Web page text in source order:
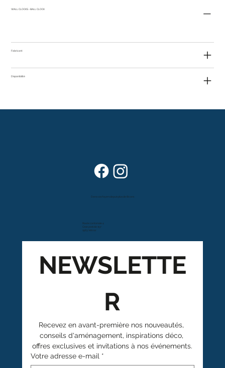
WALL CLOCKS - BALL CLOCK
Fabricant
Disponibilité
Route cantonale 4
Case postale 157
1963 Vétroz
Dans vos foyers depuis plus de 80 ans
NEWSLETTE
R
Recevez en avant-première nos nouveautés,
conseils d'aménagement, inspirations déco,
offres exclusives et invitations à nos événements.
Votre adresse e-mail *